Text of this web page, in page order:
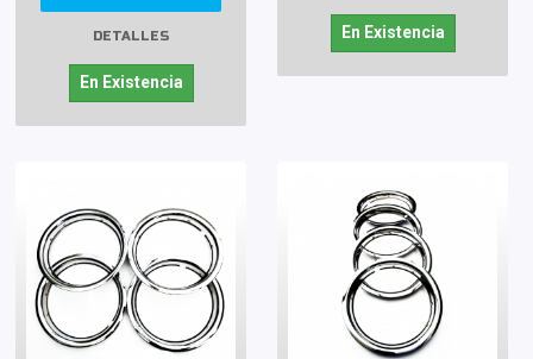
DETALLES
En Existencia
En Existencia